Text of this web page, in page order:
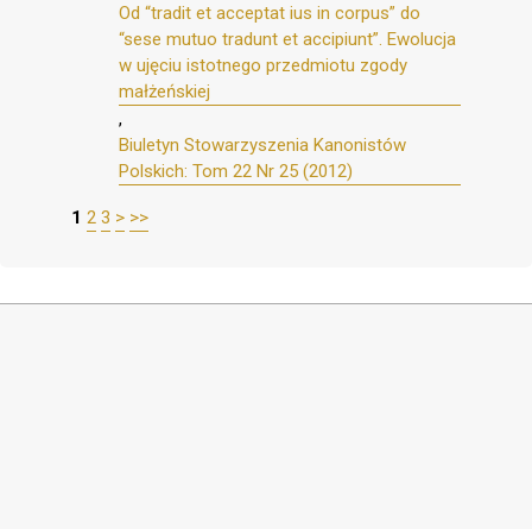
Od “tradit et acceptat ius in corpus” do
“sese mutuo tradunt et accipiunt”. Ewolucja
w ujęciu istotnego przedmiotu zgody
małżeńskiej
,
Biuletyn Stowarzyszenia Kanonistów
Polskich: Tom 22 Nr 25 (2012)
1 2 3 > >>